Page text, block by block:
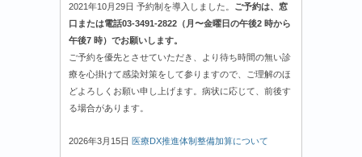
2021年10月29日 予約制を導入しました。 ご予約は、窓
口または電話03-3491-2822（月〜金曜日の午後2 時から
午後7 時）でお願いします。
ご予約を優先とさせていただき、より待ち時間の無い診
療を心掛けて感染対策をして参りますので、ご理解のほ
どよろしくお願い申し上げます。病状に応じて、前後す
る場合があります。
2026年3月15日 医療DX推進体制整備加算について